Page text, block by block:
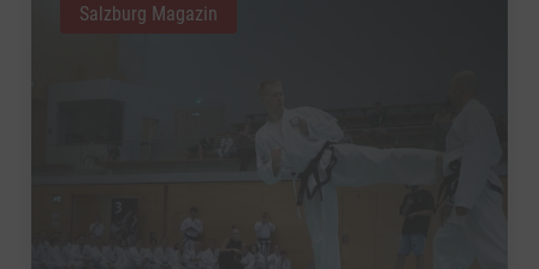
Salzburg Magazin